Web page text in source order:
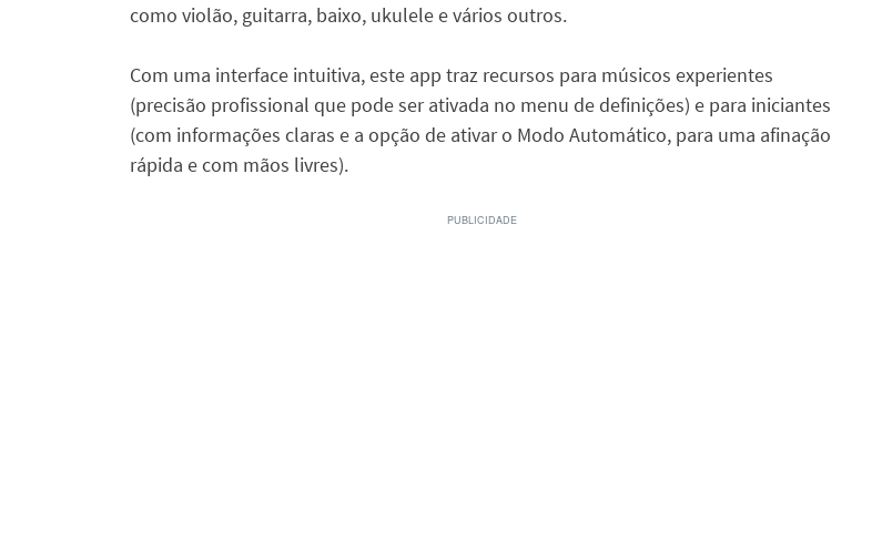
como violão, guitarra, baixo, ukulele e vários outros.
Com uma interface intuitiva, este app traz recursos para músicos experientes
(precisão profissional que pode ser ativada no menu de definições) e para iniciantes
(com informações claras e a opção de ativar o Modo Automático, para uma afinação
rápida e com mãos livres).